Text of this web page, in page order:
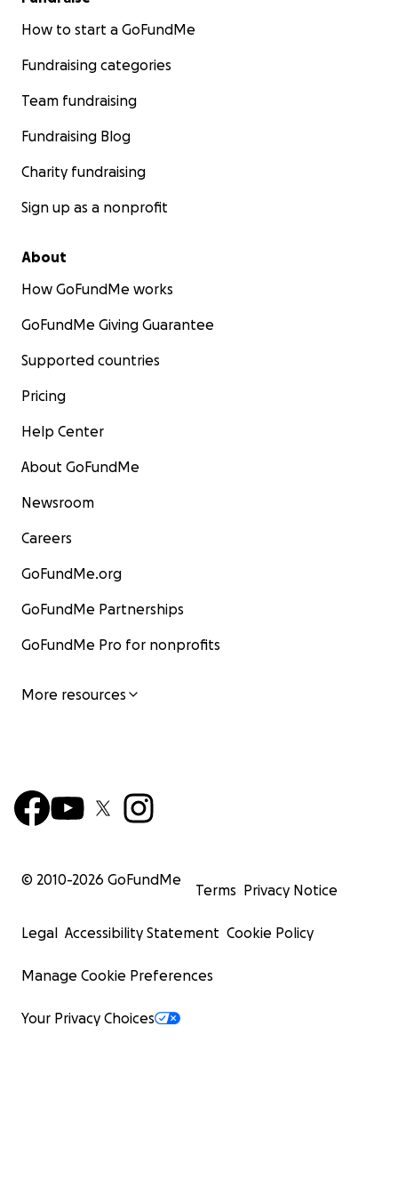
How to start a GoFundMe
Fundraising categories
Team fundraising
Fundraising Blog
Charity fundraising
Sign up as a nonprofit
About
How GoFundMe works
GoFundMe Giving Guarantee
Supported countries
Pricing
Help Center
About GoFundMe
Newsroom
Careers
GoFundMe.org
GoFundMe Partnerships
GoFundMe Pro for nonprofits
More resources
© 2010-2026 GoFundMe
Terms Privacy Notice
Legal Accessibility Statement Cookie Policy
Manage Cookie Preferences
Your Privacy Choices